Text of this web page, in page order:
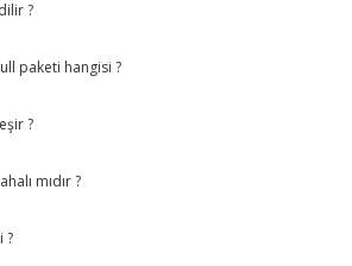
?
paketi hangisi ?
?
mıdır ?
?